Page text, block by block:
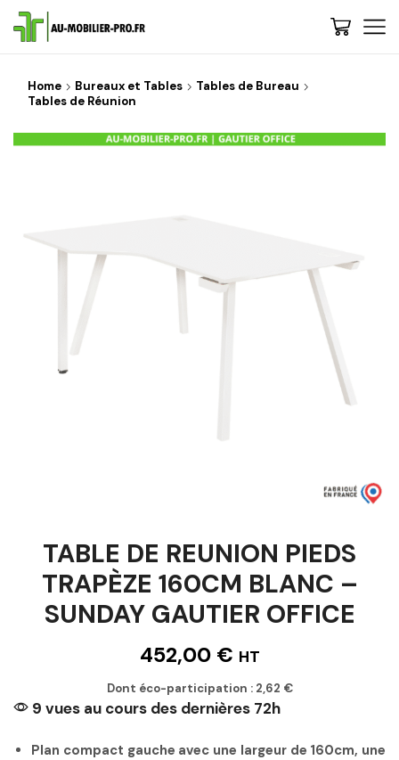
Home Bureaux et Tables
Tables de Bureau
Tables de Réunion
TABLE DE REUNION PIEDS
TRAPÈZE 160CM BLANC –
SUNDAY GAUTIER OFFICE
452,00 € HT
Dont éco-participation : 2,62 €
9 vues au cours des dernières 72h
Plan compact gauche avec une largeur de 160cm, une